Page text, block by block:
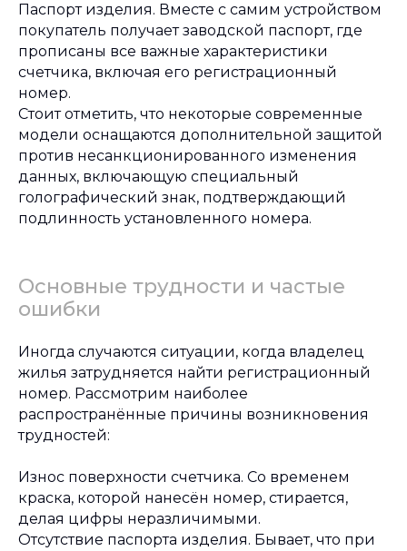
Паспорт изделия. Вместе с самим устройством
покупатель получает заводской паспорт, где
прописаны все важные характеристики
счетчика, включая его регистрационный
номер.
Стоит отметить, что некоторые современные
модели оснащаются дополнительной защитой
против несанкционированного изменения
данных, включающую специальный
голографический знак, подтверждающий
подлинность установленного номера.
Основные трудности и частые
ошибки
Иногда случаются ситуации, когда владелец
жилья затрудняется найти регистрационный
номер. Рассмотрим наиболее
распространённые причины возникновения
трудностей:
Износ поверхности счетчика. Со временем
краска, которой нанесён номер, стирается,
делая цифры неразличимыми.
Отсутствие паспорта изделия. Бывает, что при